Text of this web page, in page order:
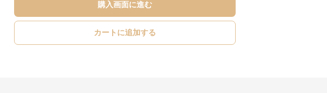
購入画面に進む
カートに追加する